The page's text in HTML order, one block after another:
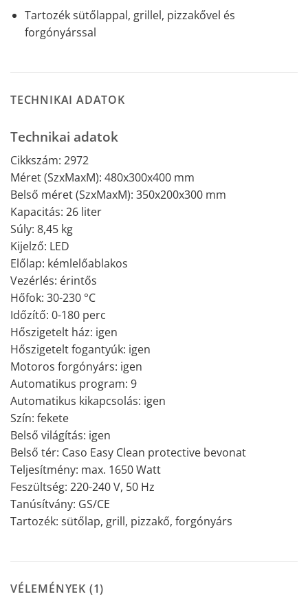
Tartozék sütőlappal, grillel, pizzakővel és
forgónyárssal
TECHNIKAI ADATOK
Technikai adatok
Cikkszám: 2972
Méret (SzxMaxM): 480x300x400 mm
Belső méret (SzxMaxM): 350x200x300 mm
Kapacitás: 26 liter
Súly: 8,45 kg
Kijelző: LED
Előlap: kémlelőablakos
Vezérlés: érintős
Hőfok: 30-230 °C
Időzítő: 0-180 perc
Hőszigetelt ház: igen
Hőszigetelt fogantyúk: igen
Motoros forgónyárs: igen
Automatikus program: 9
Automatikus kikapcsolás: igen
Szín: fekete
Belső világítás: igen
Belső tér: Caso Easy Clean protective bevonat
Teljesítmény: max. 1650 Watt
Feszültség: 220-240 V, 50 Hz
Tanúsítvány: GS/CE
Tartozék: sütőlap, grill, pizzakő, forgónyárs
VÉLEMÉNYEK (1)